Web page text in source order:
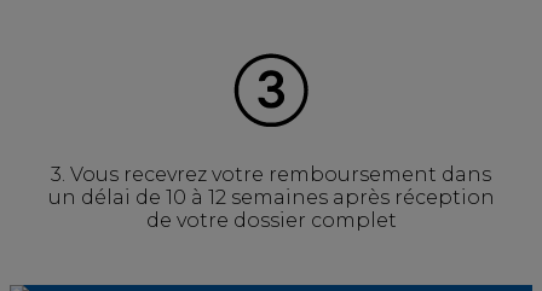
3. Vous recevrez votre remboursement dans
un délai de 10 à 12 semaines après réception
de votre dossier complet